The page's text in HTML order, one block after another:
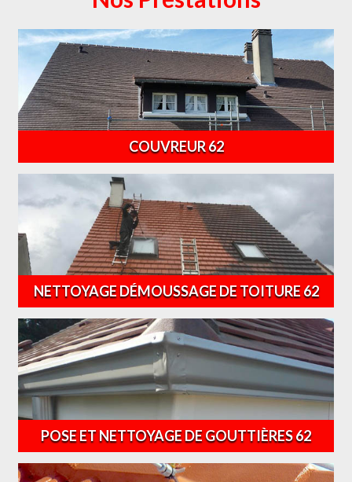
COUVREUR 62
NETTOYAGE DÉMOUSSAGE DE TOITURE 62
POSE ET NETTOYAGE DE GOUTTIÈRES 62